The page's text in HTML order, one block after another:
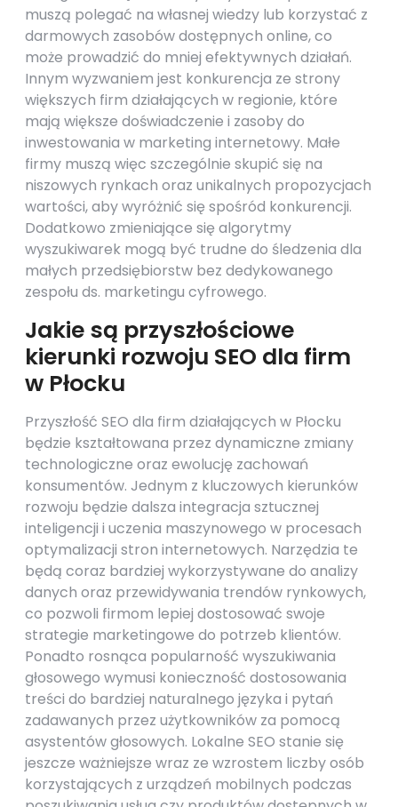
muszą polegać na własnej wiedzy lub korzystać z
darmowych zasobów dostępnych online, co
może prowadzić do mniej efektywnych działań.
Innym wyzwaniem jest konkurencja ze strony
większych firm działających w regionie, które
mają większe doświadczenie i zasoby do
inwestowania w marketing internetowy. Małe
firmy muszą więc szczególnie skupić się na
niszowych rynkach oraz unikalnych propozycjach
wartości, aby wyróżnić się spośród konkurencji.
Dodatkowo zmieniające się algorytmy
wyszukiwarek mogą być trudne do śledzenia dla
małych przedsiębiorstw bez dedykowanego
zespołu ds. marketingu cyfrowego.
Jakie są przyszłościowe
kierunki rozwoju SEO dla firm
w Płocku
Przyszłość SEO dla firm działających w Płocku
będzie kształtowana przez dynamiczne zmiany
technologiczne oraz ewolucję zachowań
konsumentów. Jednym z kluczowych kierunków
rozwoju będzie dalsza integracja sztucznej
inteligencji i uczenia maszynowego w procesach
optymalizacji stron internetowych. Narzędzia te
będą coraz bardziej wykorzystywane do analizy
danych oraz przewidywania trendów rynkowych,
co pozwoli firmom lepiej dostosować swoje
strategie marketingowe do potrzeb klientów.
Ponadto rosnąca popularność wyszukiwania
głosowego wymusi konieczność dostosowania
treści do bardziej naturalnego języka i pytań
zadawanych przez użytkowników za pomocą
asystentów głosowych. Lokalne SEO stanie się
jeszcze ważniejsze wraz ze wzrostem liczby osób
korzystających z urządzeń mobilnych podczas